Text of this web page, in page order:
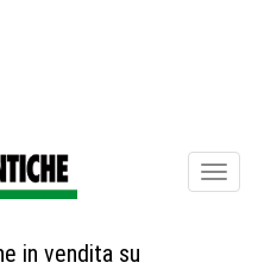
in vendita su